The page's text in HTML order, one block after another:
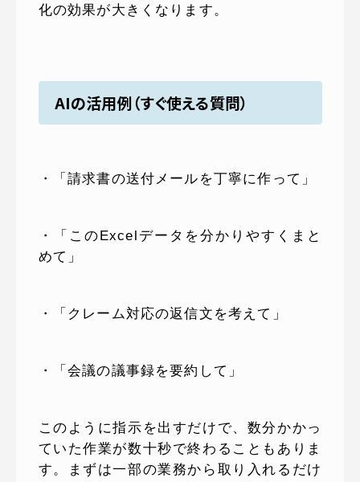
化の効果が大きくなります。
AIの活用例（すぐ使える質問）
・「請求書の送付メールを丁寧に作って」
・「このExcelデータを分かりやすくまと
めて」
・「クレーム対応の返信文を考えて」
・「会議の議事録を要約して」
このように指示を出すだけで、数分かかっ
ていた作業が数十秒で終わることもありま
す。まずは一部の業務から取り入れるだけ